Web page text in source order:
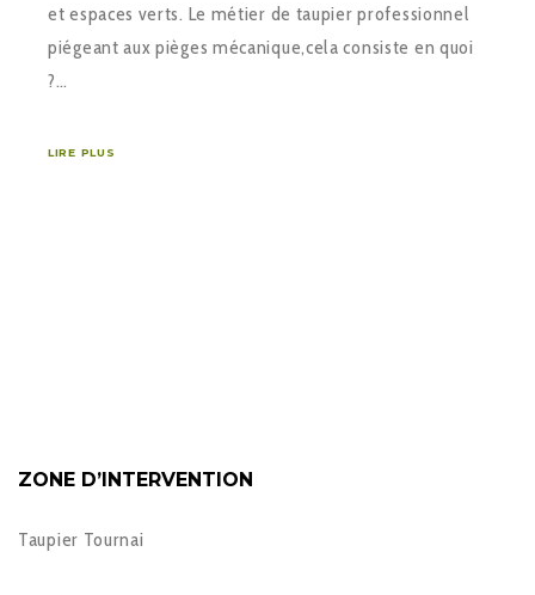
et espaces verts. Le métier de taupier professionnel
piégeant aux pièges mécanique,cela consiste en quoi
?…
LIRE PLUS
ZONE D’INTERVENTION
Taupier Tournai